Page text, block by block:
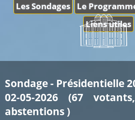
Les Sondages Le
Liens utiles
Sondage - Présidentielle
02-05-2026 (67
abstentions )